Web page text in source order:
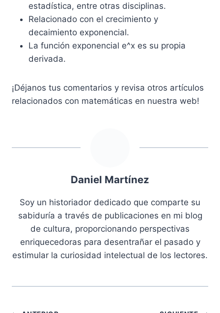
estadística, entre otras disciplinas.
Relacionado con el crecimiento y
decaimiento exponencial.
La función exponencial e^x es su propia
derivada.
¡Déjanos tus comentarios y revisa otros artículos
relacionados con matemáticas en nuestra web!
Daniel Martínez
Soy un historiador dedicado que comparte su
sabiduría a través de publicaciones en mi blog
de cultura, proporcionando perspectivas
enriquecedoras para desentrañar el pasado y
estimular la curiosidad intelectual de los lectores.